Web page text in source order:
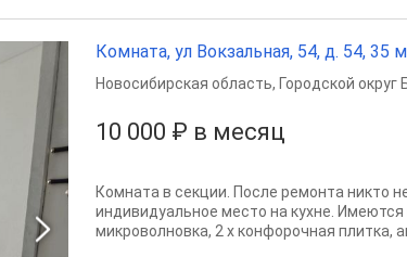
Комната, ул Вокзальная, 54, д. 54, 35
10 000 ₽ в месяц
Новосибирская область, Городской округ
Комната в секции. После ремонта никто
индивидуальное место на кухне.
микроволновка, 2 х конфорочная плитка,